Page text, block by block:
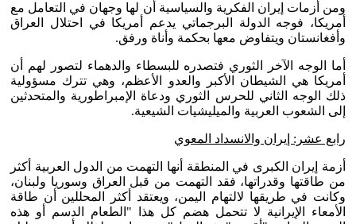
ومن أزمات إيران الفكرية والسياسية أن لها وجهان في التعامل مع
أمريكا، فوجه الدولة البرجماتي يدعم أمريكا في احتلال العراق
وأفغانستان ويتفاوض معها بحكمة وأناة ورفق.
أما الوجه الآخر الثوري فتصدره للبسطاء والدهماء لتصور لهم أن
أمريكا هي الشيطان الأكبر والعدو الأعظم، وهي تترك مسؤولية
ذلك الوجه الثاني للحرس الثوري ودعاة الإمبراطورية والمتحدثين
إلى الشعوب العربية والميليشيات الشيعية.
رابع عشر: إيران والانسداد المعوي
أزمة إيران الكبرى في المنطقة أنها التهمت من الدول العربية أكثر
من طاقتها وقدراتها، فقد التهمت من قبل العراق وسوريا ولبنان،
وكانت في طريقها لالتهام اليمن، ويعتقد أكثر المحللين أن طاقة
الأمعاء الإيرانية لا تتحمل هضم كل هذا "الطعام الدسم أو هذه